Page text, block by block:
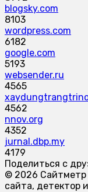
blogsky.com
8103
wordpress.com
6182
google.com
5193
websender.ru
4565
4562
nnov.org
4352
jurnal.dbp.my
4179
Поделиться с
© 2026 Сайтметр
сайта, детектор